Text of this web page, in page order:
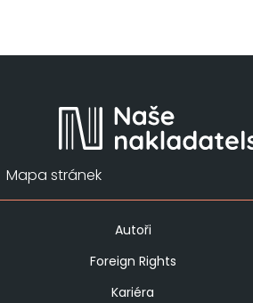
Mapa stránek
Autoři
Foreign Rights
Kariéra